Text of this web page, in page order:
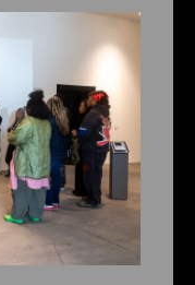
究员。她的作品游走
体验式设计之间，
斯特拉达在电影和
常将现场录音、环
，构建出一条引人
意义建构变得复杂
奥利维罗斯的“深度